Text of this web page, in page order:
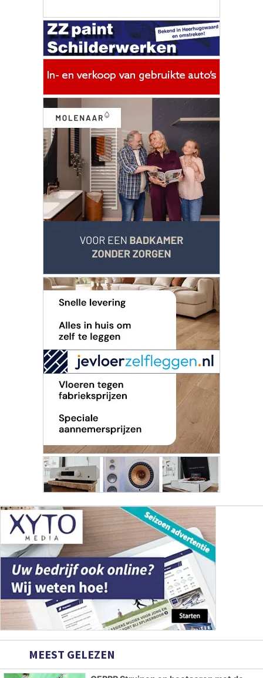
MEEST GELEZEN